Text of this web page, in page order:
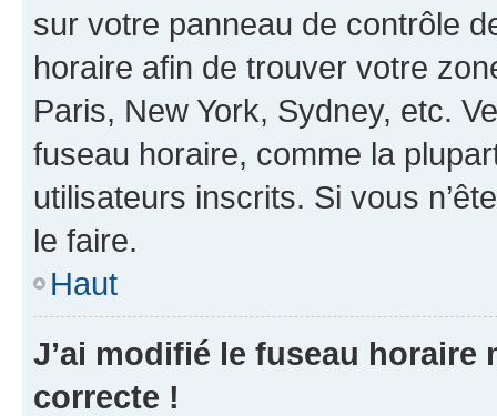
sur votre panneau de contrôle
horaire afin de trouver votre
Paris, New York, Sydney, etc.
fuseau horaire, comme la
utilisateurs inscrits. Si vous
le faire.
Haut
J’ai modifié le fuseau horaire
correcte !